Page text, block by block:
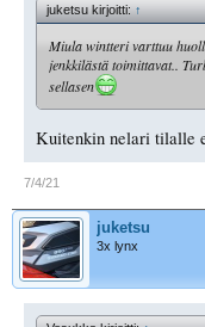
juketsu kirjoitti:↑
Miula wintteri varttuu
jenkkilästä toimittavat..
sellasen
Kuitenkin nelari tilalle
7/4/21
juketsu
3x lynx